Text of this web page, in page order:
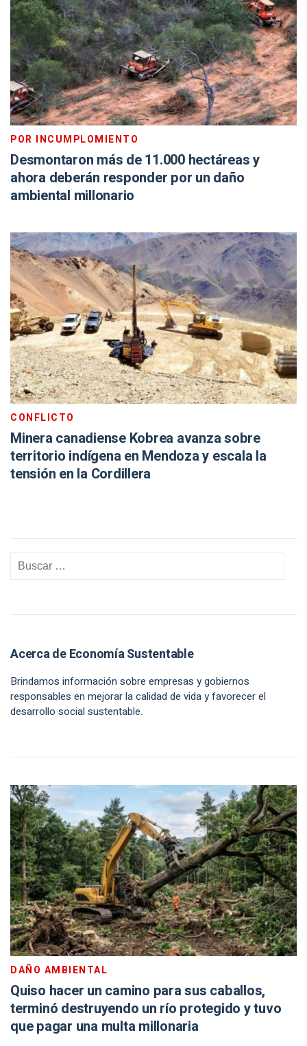
POR INCUMPLOMIENTO
Desmontaron más de 11.000 hectáreas y
ahora deberán responder por un daño
ambiental millonario
CONFLICTO
Minera canadiense Kobrea avanza sobre
territorio indígena en Mendoza y escala la
tensión en la Cordillera
Acerca de Economía Sustentable
Brindamos información sobre empresas y gobiernos
responsables en mejorar la calidad de vida y favorecer el
desarrollo social sustentable.
DAÑO AMBIENTAL
Quiso hacer un camino para sus caballos,
terminó destruyendo un río protegido y tuvo
que pagar una multa millonaria